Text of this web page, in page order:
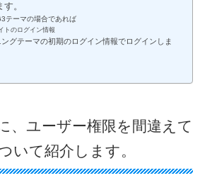
。
テーマの場合であれば
トのログイン情報
グテーマの初期のログイン情報でログインしま
、ユーザー権限を間違えて
いて紹介します。